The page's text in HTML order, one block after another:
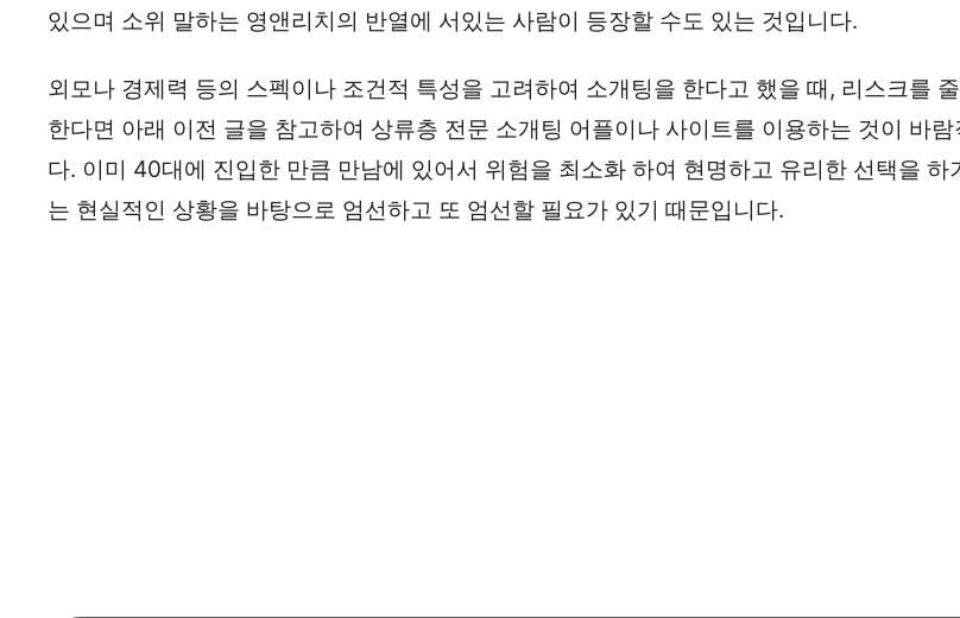
있으며 소위 말하는 영앤리치의 반열에 서있는 사람이 등장할 수도 있는 것입니다.
외모나 경제력 등의 스펙이나 조건적 특성을 고려하여 소개팅을 한다고 했을 때, 리스크를
한다면 아래 이전 글을 참고하여 상류층 전문 소개팅 어플이나 사이트를 이용하는 것이 바람
다. 이미 40대에 진입한 만큼 만남에 있어서 위험을 최소화 하여 현명하고 유리한 선택을 하
는 현실적인 상황을 바탕으로 엄선하고 또 엄선할 필요가 있기 때문입니다.